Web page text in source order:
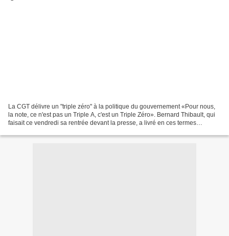
La CGT délivre un "triple zéro" à la politique du gouvernement «Pour nous,
la note, ce n'est pas un Triple A, c'est un Triple Zéro». Bernard Thibault, qui
faisait ce vendredi sa rentrée devant la presse, a livré en ces termes